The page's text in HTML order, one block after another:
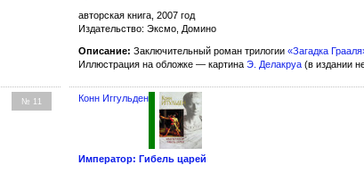
авторская книга, 2007 год
Издательство: Эксмо, Домино
Описание: Заключительный роман трилогии«Загадка
Иллюстрация на обложке — картинаЭ. Делакруа (в издании
№ 11 Конн Иггульден
Император: Гибель царей